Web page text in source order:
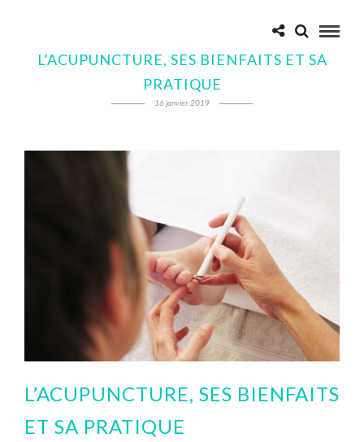
L’ACUPUNCTURE, SES BIENFAITS ET SA
PRATIQUE
16 janvier 2019
L’ACUPUNCTURE, SES BIENFAITS
ET SA PRATIQUE